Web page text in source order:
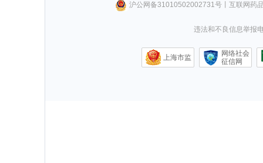
沪公网备31010502002731号丨 互联网药
违法和不良信息举报
上海市监
网络社会
征信网